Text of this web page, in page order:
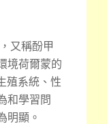
又稱酚甲
境荷爾蒙的
殖系統、性
和學習問
明顯。